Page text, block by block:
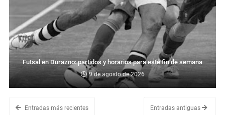
Futsal en Durazno: partidos y horarios para este fin de semana
9 de agosto de 2026
Entradas más recientes Entradas antiguas